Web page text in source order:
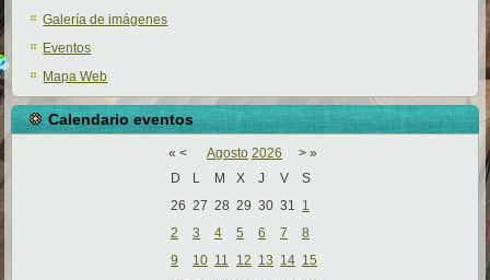
Galería de imágenes
Eventos
Mapa Web
Calendario eventos
« < Agosto 2026 > »
D
L M X J V
S
26 27 28 29 30 31 1
2
3 4 5 6 7
8
9
10 11 12 13 14 15